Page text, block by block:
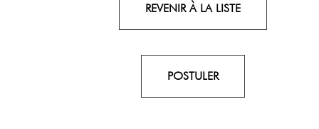
REVENIR À LA LISTE
POSTULER